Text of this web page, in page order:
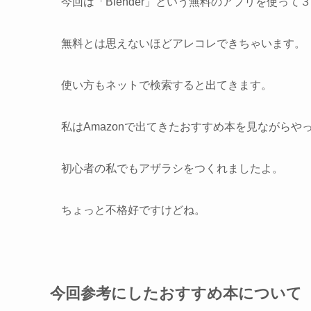
無料とは思えないほどアレコレできちゃいます。
使い方もネットで検索すると出てきます。
私はAmazonで出てきたおすすめ本を見ながらや
初心者の私でもアザラシをつくれましたよ。
ちょっと不格好ですけどね。
今回参考にしたおすすめ本について